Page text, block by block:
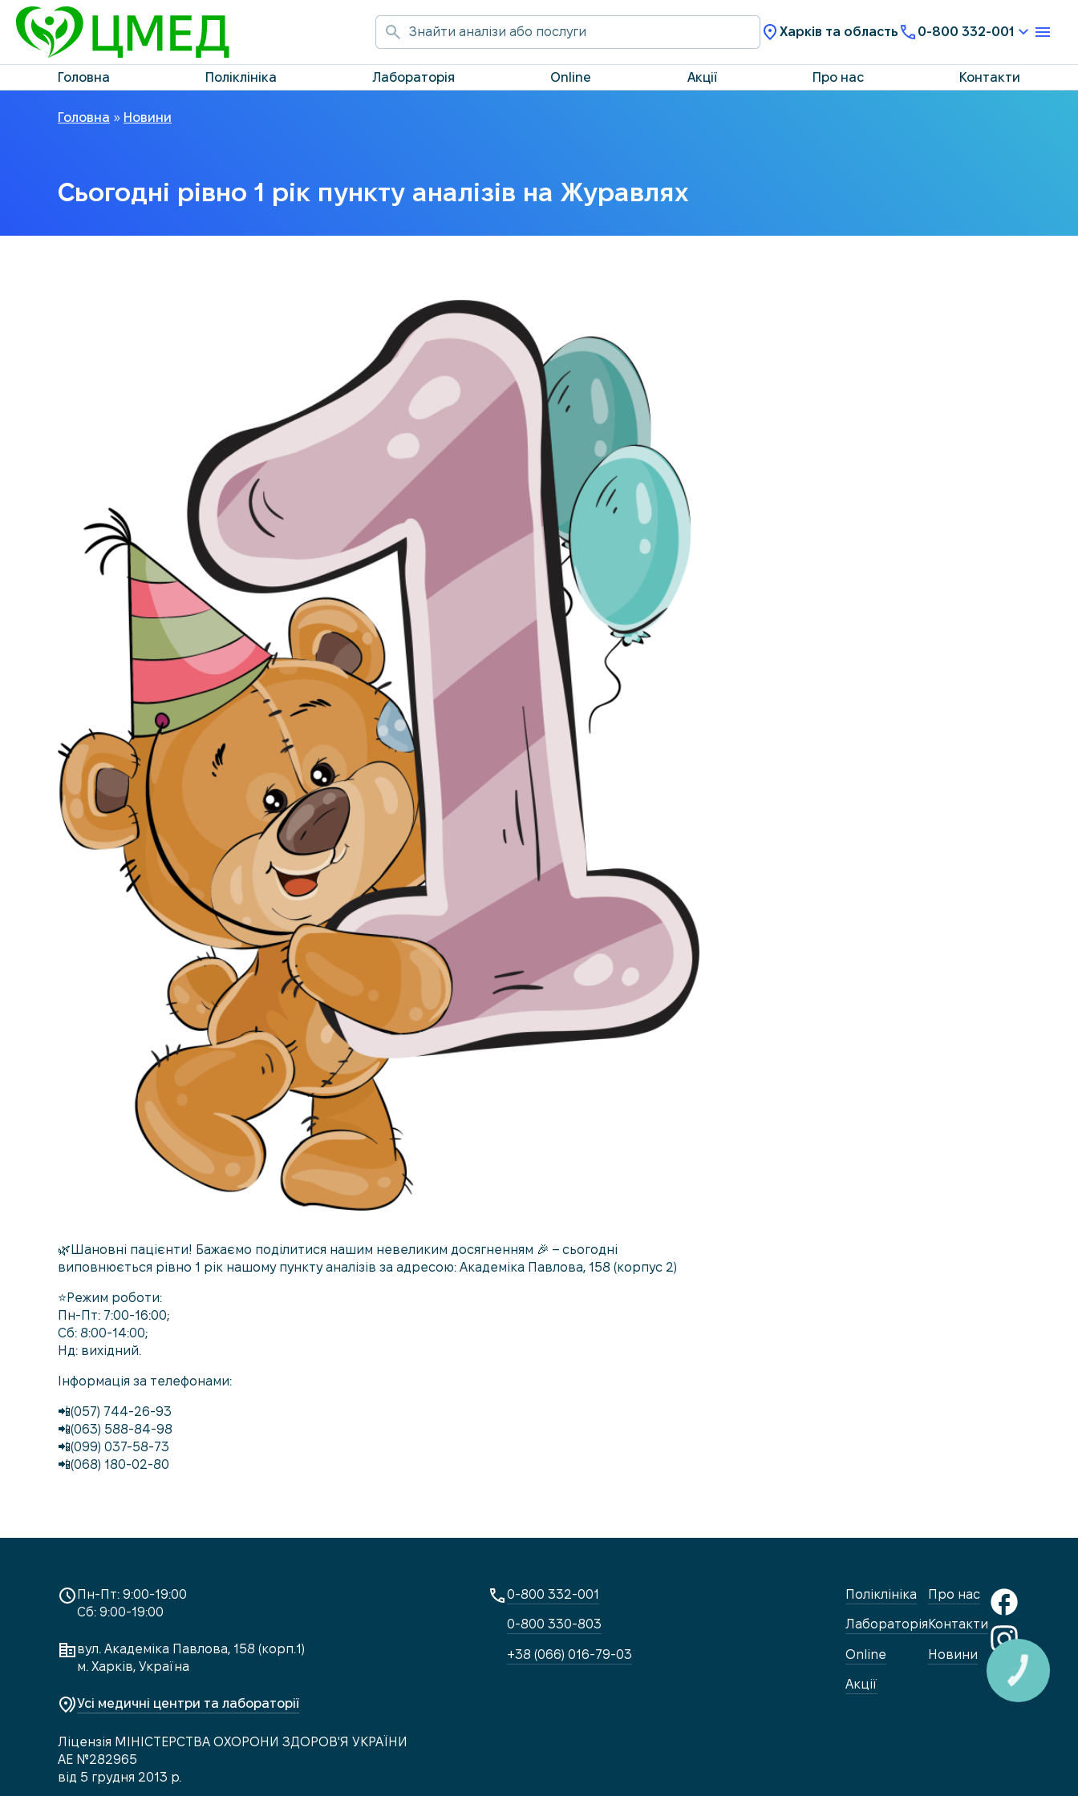
Харків та область 0-800 332-001
Головна Поліклініка Лабораторія Online Акції Про нас Контакти
Головна » Новини
Сьогодні рівно 1 рік пункту аналізів на Журавлях
🌿Шановні пацієнти! Бажаємо поділитися нашим невеликим досягненням 🎉 – сьогодні
виповнюється рівно 1 рік нашому пункту аналізів за адресою: Академіка Павлова, 158 (корпус 2)
⭐️Режим роботи:
Пн-Пт: 7:00-16:00;
Сб: 8:00-14:00;
Нд: вихідний.
Інформація за телефонами:
📲(057) 744-26-93
📲(063) 588-84-98
📲(099) 037-58-73
📲(068) 180-02-80
Пн-Пт: 9:00-19:00
Сб: 9:00-19:00
вул. Академіка Павлова, 158 (корп.1)
м. Харків, Україна
Усі медичні центри та лабораторії
Ліцензія МІНІСТЕРСТВА ОХОРОНИ ЗДОРОВ'Я УКРАЇНИ
АЕ №282965
від 5 грудня 2013 р.
0-800 332-001
0-800 330-803
+38 (066) 016-79-03
Поліклініка
Лабораторія
Online
Акції
Про нас
Контакти
Новини
КНОПКА
ЗВ'ЯЗКУ